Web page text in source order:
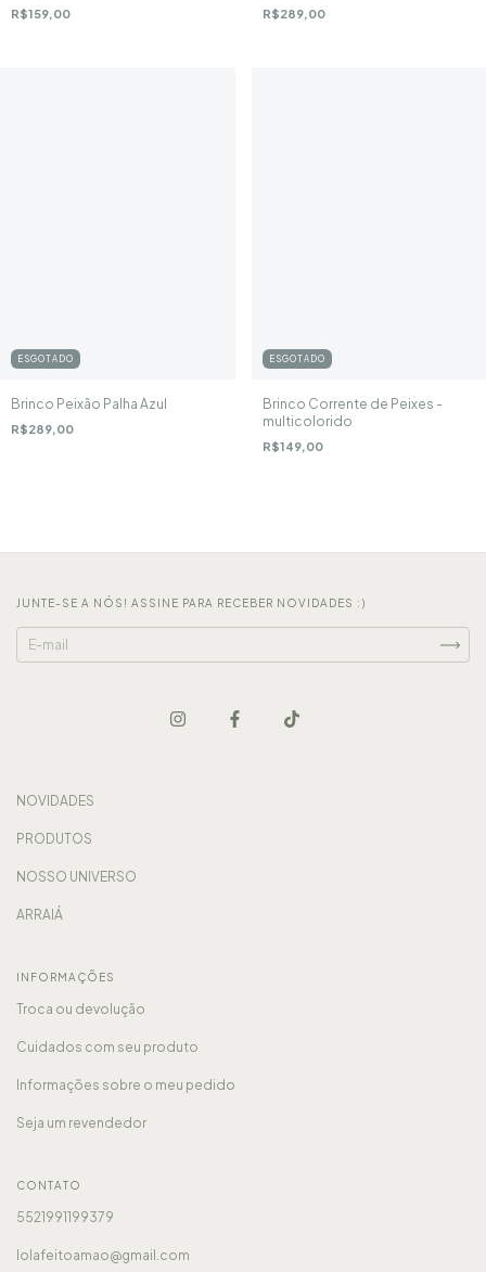
R$159,00 R$289,00
ESGOTADO
Brinco Peixão Palha Azul
R$289,00
ESGOTADO
Brinco Corrente de Peixes -
multicolorido
R$149,00
JUNTE-SE A NÓS! ASSINE PARA RECEBER NOVIDADES :)
NOVIDADES
PRODUTOS
NOSSO UNIVERSO
ARRAIÁ
INFORMAÇÕES
Troca ou devolução
Cuidados com seu produto
Informações sobre o meu pedido
Seja um revendedor
CONTATO
5521991199379
lolafeitoamao@gmail.com